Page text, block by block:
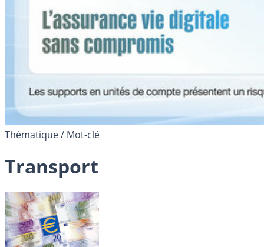
Thématique / Mot-clé
Transport